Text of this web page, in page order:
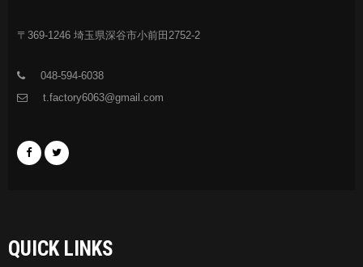
〒369-1246 埼玉県深谷市小前田2752-2
048-594-6038
t.factory6063@gmail.com
QUICK LINKS